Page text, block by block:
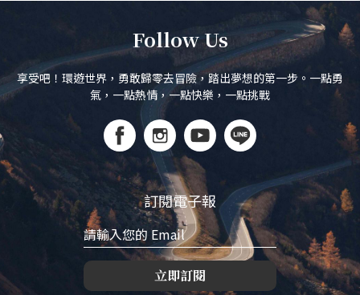
Follow Us
享受吧！環遊世界，勇敢歸零去冒險，踏出夢想的第一步。一點勇
氣，一點熱情，一點快樂，一點挑戰
訂閱電子報
立即訂閱